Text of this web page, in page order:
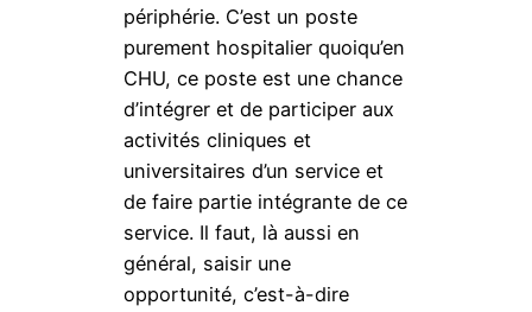
périphérie. C’est un poste
purement hospitalier quoiqu’en
CHU, ce poste est une chance
d’intégrer et de participer aux
activités cliniques et
universitaires d’un service et
de faire partie intégrante de ce
service. Il faut, là aussi en
général, saisir une
opportunité, c’est-à-dire